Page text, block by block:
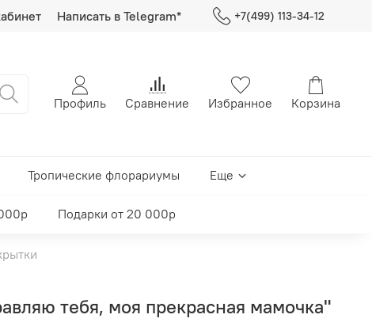
Написать в Telegram* +7(499) 113-34-12
Профиль Сравнение Избранное Корзина
Тропические флорариумы Еще
Подарки от 20 000р
тебя, моя прекрасная мамочка"